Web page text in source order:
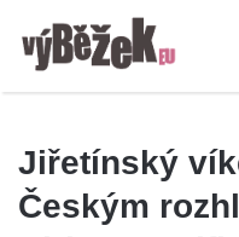
Jiřetínský
Českým